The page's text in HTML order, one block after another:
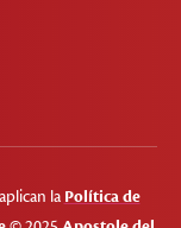
la Política de